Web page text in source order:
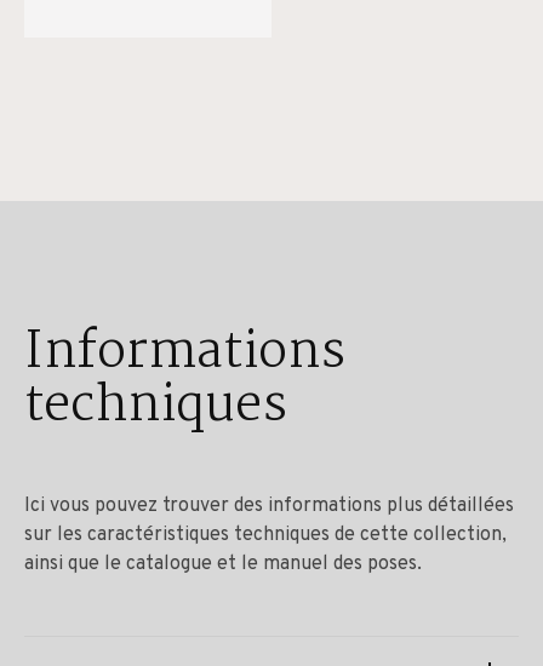
Informations
techniques
Ici vous pouvez trouver des informations plus détaillées
sur les caractéristiques techniques de cette collection,
ainsi que le catalogue et le manuel des poses.